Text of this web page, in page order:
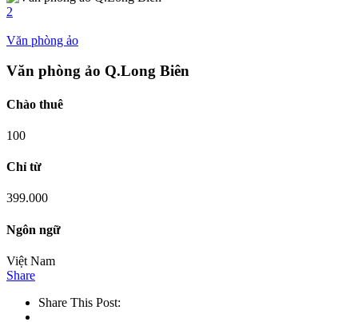
2
Văn phòng ảo
Văn phòng ảo Q.Long Biên
Chào thuê
100
Chỉ từ
399.000
Ngôn ngữ
Việt Nam
Share
Share This Post: